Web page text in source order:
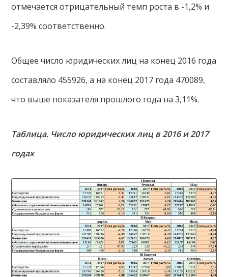
отмечается отрицательный темп роста в -1,2% и
-2,39% соответственно.
Общее число юридических лиц на конец 2016 года
составляло 455926, а на конец 2017 года 470089,
что выше показателя прошлого года на 3,11%.
Таблица. Число юридических лиц в 2016 и 2017
годах